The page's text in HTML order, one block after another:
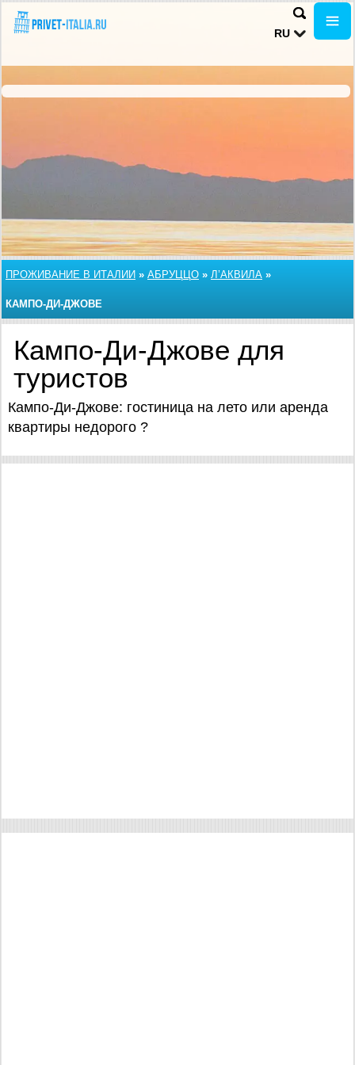
RU
ПРОЖИВАНИЕ В ИТАЛИИ » АБРУЦЦО » Л’АКВИЛА »
КАМПО-ДИ-ДЖОВЕ
Кампо-Ди-Джове для
туристов
Кампо-Ди-Джове: гостиница на лето или аренда
квартиры недорого ?